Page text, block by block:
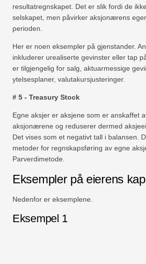
resultatregnskapet. Det er slik fordi de
selskapet, men påvirker aksjonærens
perioden.
Her er noen eksempler på gjenstander.
inkluderer urealiserte gevinster eller tap
er tilgjengelig for salg, aktuarmessige
ytelsesplaner, valutakursjusteringer.
# 5 - Treasury Stock
Egne aksjer er aksjene som er anskaffet
aksjonærene og reduserer dermed
Det vises som et negativt tall i balansen.
metoder for regnskapsføring av egne
Parverdimetode.
Eksempler på eierens
Nedenfor er eksemplene.
Eksempel 1